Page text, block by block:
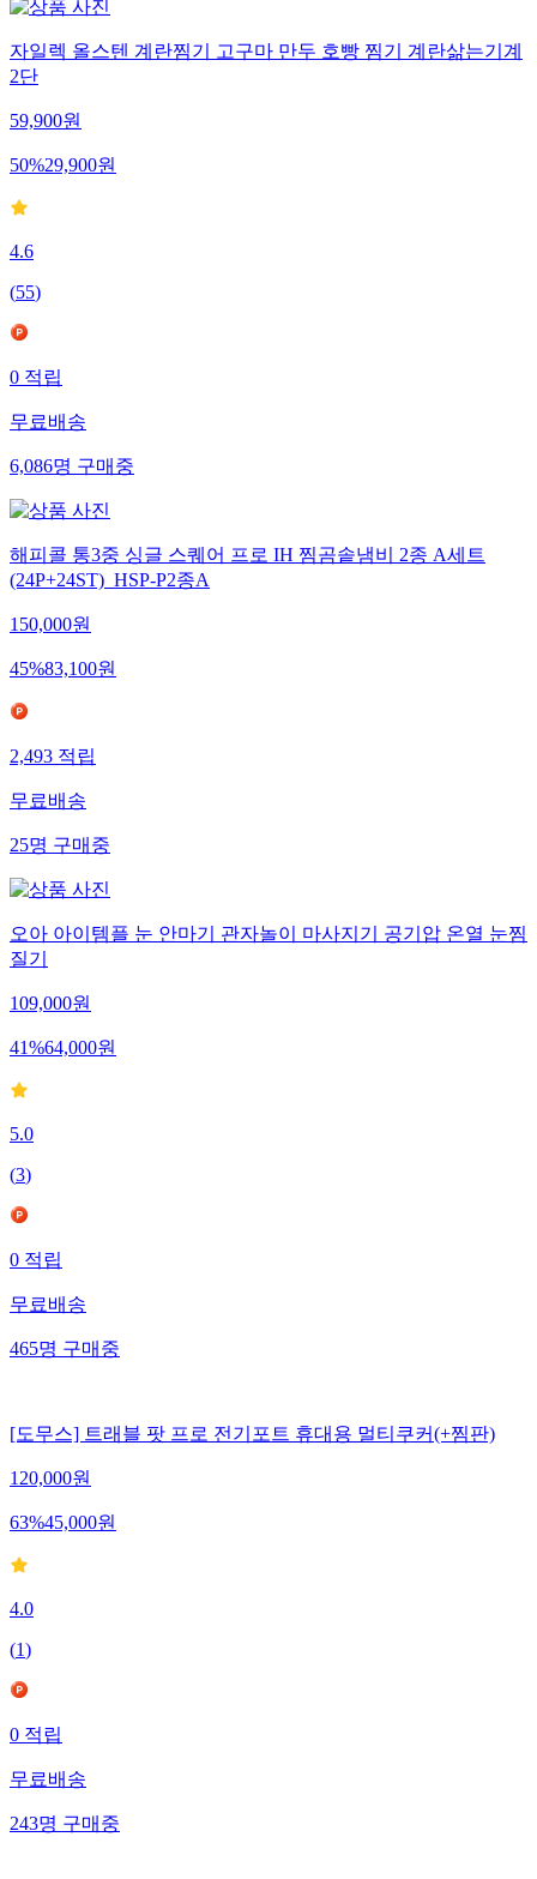
자일렉 올스텐 계란찜기 고구마 만두 호빵 찜기 계란삶는기계
2단
59,900원
50%29,900원
4.6
(55)
0 적립
무료배송
6,086명 구매중
해피콜 통3중 싱글 스퀘어 프로 IH 찜곰솥냄비 2종 A세트
(24P+24ST)_HSP-P2종A
150,000원
45%83,100원
2,493 적립
무료배송
25명 구매중
오아 아이템플 눈 안마기 관자놀이 마사지기 공기압 온열 눈찜
질기
109,000원
41%64,000원
5.0
(3)
0 적립
무료배송
465명 구매중
[도무스] 트래블 팟 프로 전기포트 휴대용 멀티쿠커(+찜판)
120,000원
63%45,000원
4.0
(1)
0 적립
무료배송
243명 구매중